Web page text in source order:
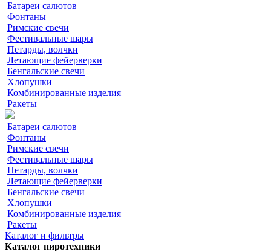
Батареи салютов
Фонтаны
Римские свечи
Фестивальные шары
Петарды, волчки
Летающие фейерверки
Бенгальские свечи
Хлопушки
Комбинированные изделия
Ракеты
Батареи салютов
Фонтаны
Римские свечи
Фестивальные шары
Петарды, волчки
Летающие фейерверки
Бенгальские свечи
Хлопушки
Комбинированные изделия
Ракеты
Каталог и фильтры
Каталог пиротехники